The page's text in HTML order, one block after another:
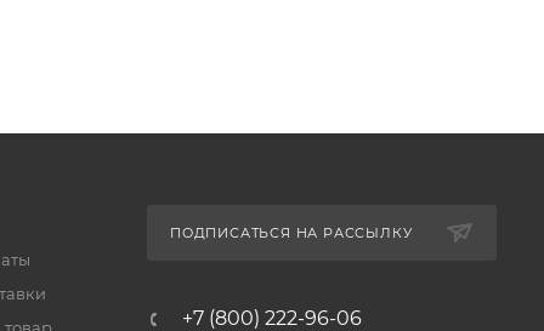
ПОДПИСАТЬСЯ НА РАССЫЛКУ
+7 (800) 222-96-06